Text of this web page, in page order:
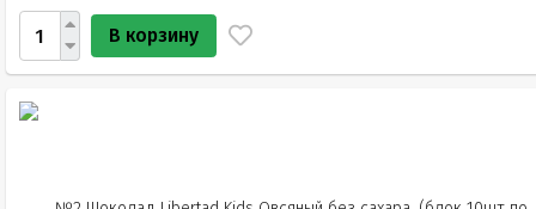
В корзину